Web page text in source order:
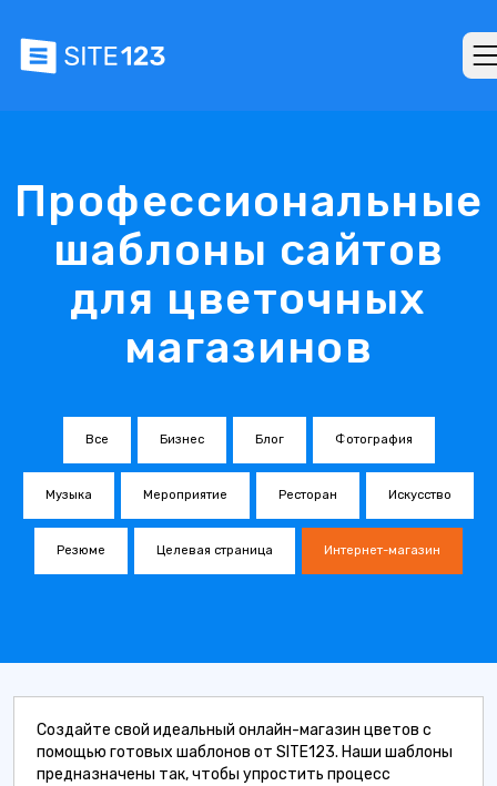
Профессиональные
шаблоны сайтов
для цветочных
магазинов
Все Бизнес Блог Фотография
Музыка Мероприятие Ресторан Искусство
Резюме Целевая страница Интернет-магазин
Создайте свой идеальный онлайн-магазин цветов с
помощью готовых шаблонов от SITE123. Наши шаблоны
предназначены так, чтобы упростить процесс